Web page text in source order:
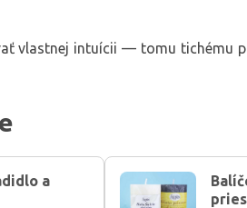
vlastnej intuícii — tomu tichému
a